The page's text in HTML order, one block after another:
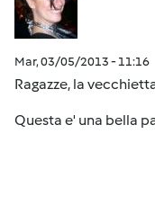
Mar, 03/05/2013 - 11:16
Ragazze, la
Questa e' una bella